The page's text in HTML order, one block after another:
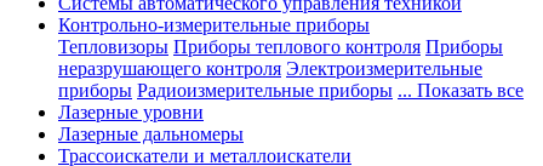
Контрольно-измерительные приборы
Тепловизоры Приборы теплового контроля Приборы
неразрушающего контроля Электроизмерительные
приборы Радиоизмерительные приборы ... Показать все
Лазерные уровни
Лазерные дальномеры
Трассоискатели и металлоискатели